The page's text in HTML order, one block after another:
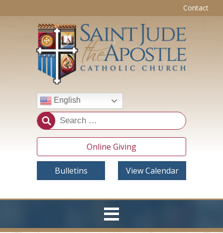
Contact
English
Online Giving
Bulletins View Calendar